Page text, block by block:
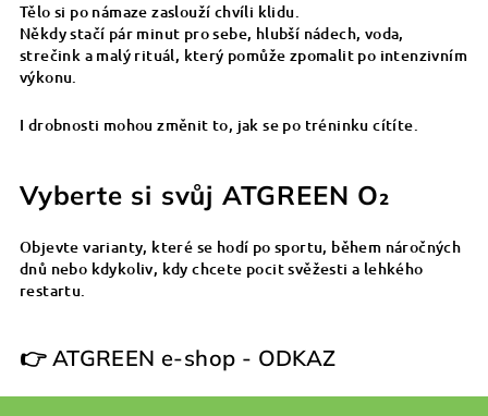
Tělo si po námaze zaslouží chvíli klidu.
Někdy stačí pár minut pro sebe, hlubší nádech, voda,
strečink a malý rituál, který pomůže zpomalit po intenzivním
výkonu.
I drobnosti mohou změnit to, jak se po tréninku cítíte.
Vyberte si svůj ATGREEN O₂
Objevte varianty, které se hodí po sportu, během náročných
dnů nebo kdykoliv, kdy chcete pocit svěžesti a lehkého
restartu.
👉 ATGREEN e‑shop - ODKAZ